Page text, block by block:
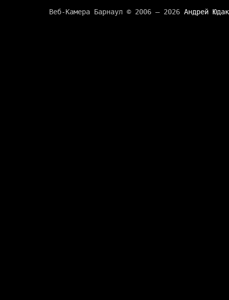
Веб-Камера Барнаул © 2006 — 2026 Андрей